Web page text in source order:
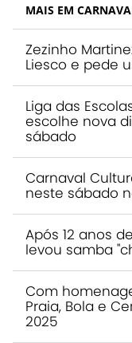
MAIS EM
Zezinho
Liesco e pede
Liga das
escolhe nova
sábado
Carnaval
neste sábado
Após 12 anos
levou samba
Com
Praia, Bola e
2025